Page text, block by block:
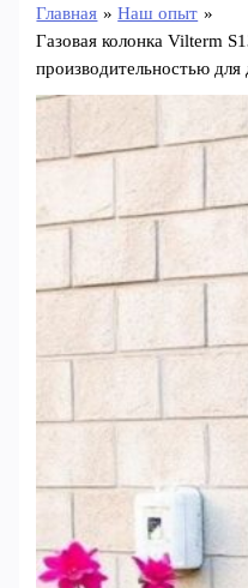
Главная
Наш опыт
Газовая колонка Vilterm
производительностью для